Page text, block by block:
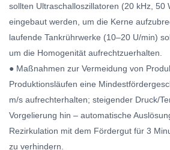
sollten Ultraschalloszillatoren (20 kHz, 50
eingebaut werden, um die Kerne
laufende Tankrührwerke (10–20 U/min)
um die Homogenität aufrechtzuerhalten.
● Maßnahmen zur Vermeidung von
Produktionsläufen eine
m/s aufrechterhalten; steigender Druck/
Vorgelierung hin – automatische
Rezirkulation mit dem Fördergut für 3
zu verhindern.